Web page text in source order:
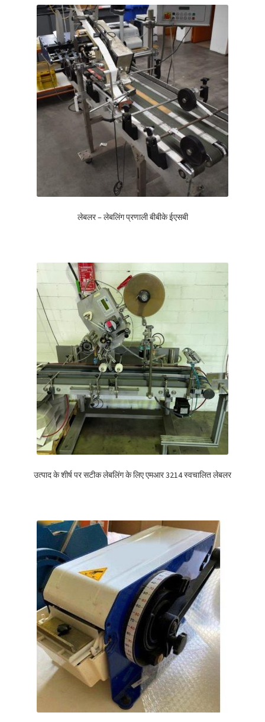
लेबलर – लेबलिंग प्रणाली बीबीके ईएसबी
उत्पाद के शीर्ष पर सटीक लेबलिंग के लिए एमआर 3214 स्वचालित लेबलर